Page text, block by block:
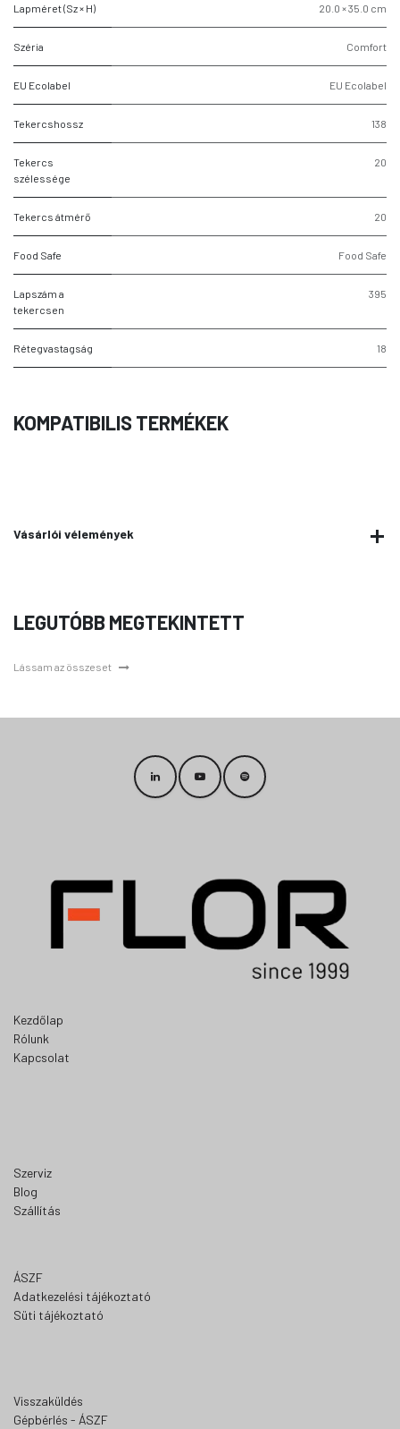
Lapméret (Sz × H) 20.0 × 35.0 cm
Széria Comfort
EU Ecolabel EU Ecolabel
Tekercshossz 138
Tekercs
szélessége
20
Tekercs átmérő 20
Food Safe Food Safe
Lapszám a
tekercsen
395
Rétegvastagság 18
KOMPATIBILIS TERMÉKEK
Vásárlói vélemények
LEGUTÓBB MEGTEKINTETT
Lássam az összeset
Kezdőlap
Rólunk
Kapcsolat
Szerviz
Blog
Szállítás
ÁSZF
Adatkezelési tájékoztató
Süti tájékoztató
Visszaküldés
Gépbérlés - ÁSZF